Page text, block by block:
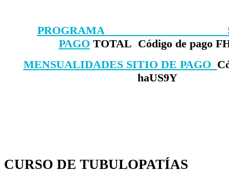
PROGRAMASITIO
PAGO TOTAL Código de pago
MENSUALIDADES SITIO DE PAGO
haUS9Y
CURSO DE TUBULOPATÍAS